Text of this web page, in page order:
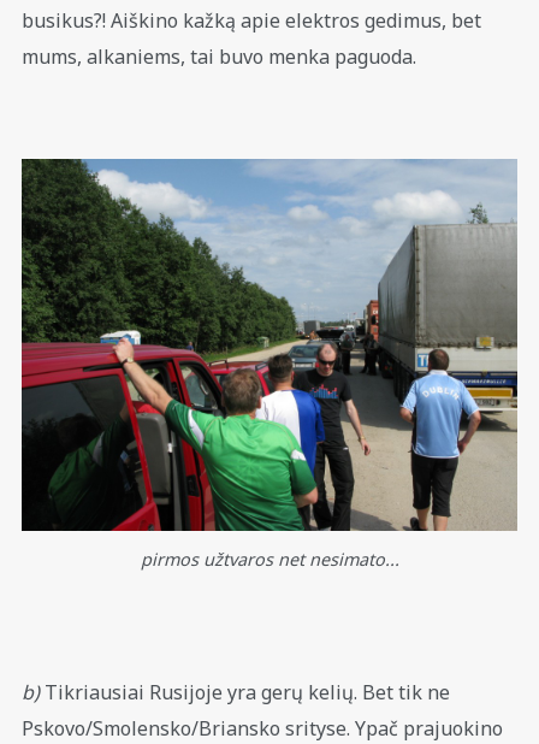
busikus?! Aiškino kažką apie elektros gedimus, bet
mums, alkaniems, tai buvo menka paguoda.
pirmos užtvaros net nesimato...
b)Tikriausiai Rusijoje yra gerų kelių. Bet tik ne
Pskovo/Smolensko/Briansko srityse. Ypač prajuokino